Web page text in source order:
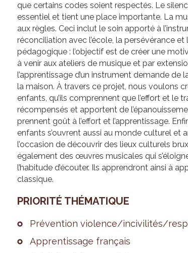
que certains codes soient respectés. Le
essentiel et tient une place importante. La
aux règles. Ceci inclut le soin apporté à
réconciliation avec l’école, la persévérance et
pédagogique : l’objectif est de créer une
à venir aux ateliers de musique et par
l’apprentissage d’un instrument demande de
la maison. À travers ce projet, nous voulons
enfants, qu’ils comprennent que l’effort et le
récompensés et apportent de
prennent goût à l’effort et l’apprentissage.
enfants s’ouvrent aussi au monde culturel et
l’occasion de découvrir des lieux culturels
également des œuvres musicales qui
l’habitude d’écouter. Ils apprendront ainsi à
classique.
PRIO­RITÉ THÉ­MA­TIQUE
Pré­ven­tion vio­lence/inci­vi­li­tés/
Appren­tis­sage fran­çais